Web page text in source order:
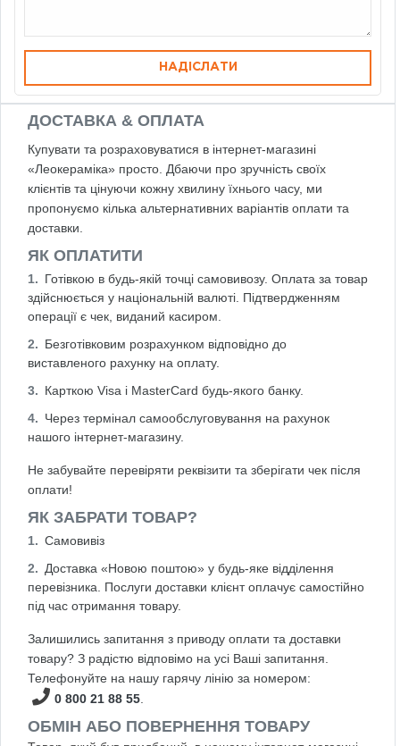
НАДІСЛАТИ
ДОСТАВКА & ОПЛАТА
Купувати та розраховуватися в інтернет-магазині
«Леокераміка» просто. Дбаючи про зручність своїх
клієнтів та цінуючи кожну хвилину їхнього часу, ми
пропонуємо кілька альтернативних варіантів оплати та
доставки.
ЯК ОПЛАТИТИ
Готівкою в будь-якій точці самовивозу. Оплата за товар
здійснюється у національній валюті. Підтвердженням
операції є чек, виданий касиром.
Безготівковим розрахунком відповідно до
виставленого рахунку на оплату.
Карткою Visa і MasterCard будь-якого банку.
Через термінал самообслуговування на рахунок
нашого інтернет-магазину.
Не забувайте перевіряти реквізити та зберігати чек після
оплати!
ЯК ЗАБРАТИ ТОВАР?
Самовивіз
Доставка «Новою поштою» у будь-яке відділення
перевізника. Послуги доставки клієнт оплачує самостійно
під час отримання товару.
Залишились запитання з приводу оплати та доставки
товару? З радістю відповімо на усі Ваші запитання.
Телефонуйте на нашу гарячу лінію за номером:
0 800 21 88 55
ОБМІН АБО ПОВЕРНЕННЯ ТОВАРУ